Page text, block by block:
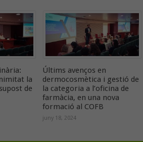
la
de
Últims avenços en
dermocosmètica i gestió de
la categoria a l’oficina de
farmàcia, en una nova
formació al COFB
juny 18, 2024